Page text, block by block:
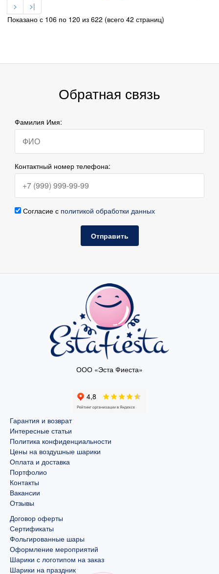
>
>|
Показано с 106 по 120 из 622 (всего 42 страниц)
Обратная связь
Фамилия Имя:
Контактный номер телефона:
Согласие с политикой обработки данных
Отправить
ООО «Эста Фиеста»
Гарантия и возврат
Интересные статьи
Политика конфиденциальности
Цены на воздушные шарики
Оплата и доставка
Портфолио
Контакты
Вакансии
Отзывы
Договор оферты
Сертификаты
Фольгированные шары
Оформление мероприятий
Шарики с логотипом на заказ
Шарики на праздник